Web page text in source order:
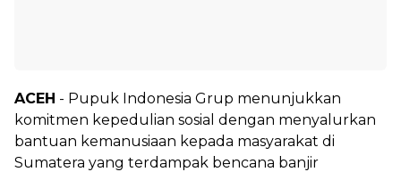
ACEH - Pupuk Indonesia Grup menunjukkan
komitmen kepedulian sosial dengan menyalurkan
bantuan kemanusiaan kepada masyarakat di
Sumatera yang terdampak bencana banjir